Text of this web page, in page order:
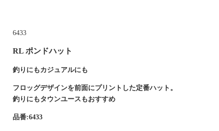
6433
RL ポンドハット
釣りにもカジュアルにも
フロッグデザインを前面にプリントした定番ハット。
釣りにもタウンユースもおすすめ
品番:6433